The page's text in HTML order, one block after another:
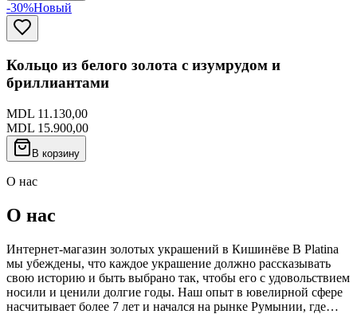
-30%Новый
Кольцо из белого золота с изумрудом и
бриллиантами
MDL 11.130,00
MDL 15.900,00
В корзину
О нас
О нас
Интернет-магазин золотых украшений в Кишинёве В Platina
мы убеждены, что каждое украшение должно рассказывать
свою историю и быть выбрано так, чтобы его с удовольствием
носили и ценили долгие годы. Наш опыт в ювелирной сфере
насчитывает более 7 лет и начался на рынке Румынии, где…